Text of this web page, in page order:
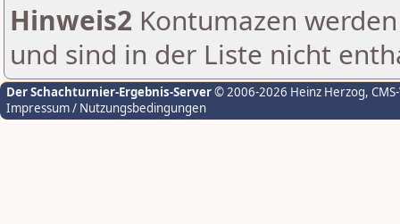
Hinweis2 Kontumazen
und sind in der Liste nicht
Der Schachturnier-Ergebnis-Server© 2006-2026 Heinz Herzog,
Impressum / Nutzungsbedingungen